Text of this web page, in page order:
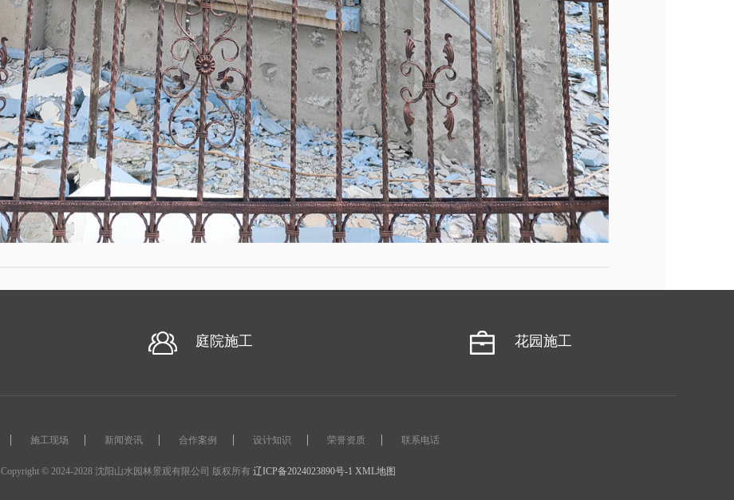
庭院施工 花园施工
施工现场 新闻资讯 合作案例 设计知识 荣誉资质 联系电话
Copyright © 2024-2028 沈阳山水园林景观有限公司 版权所有 辽ICP备2024023890号-1 XML地图